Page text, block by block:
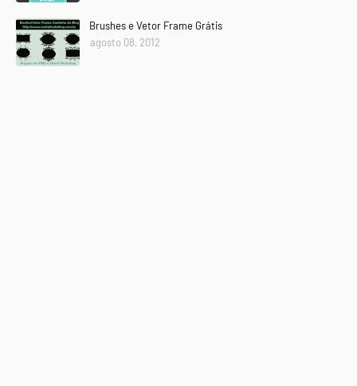
Brushes e Vetor Frame Grátis
agosto 08, 2012